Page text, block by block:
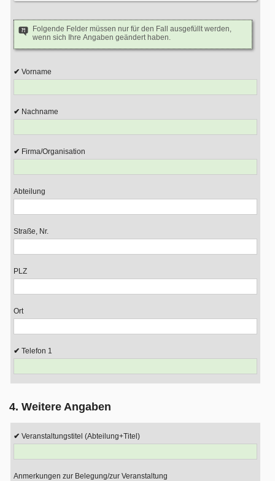
Folgende Felder müssen nur für den Fall ausgefüllt werden,
wenn sich Ihre Angaben geändert haben.
Vorname
Nachname
Firma/Organisation
Abteilung
Straße, Nr.
PLZ
Ort
Telefon 1
4. Weitere Angaben
Veranstaltungstitel
Anmerkungen zur Belegung/zur Veranstaltung